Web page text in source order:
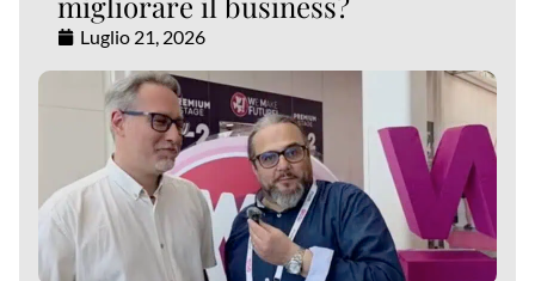
Luglio 21, 2026